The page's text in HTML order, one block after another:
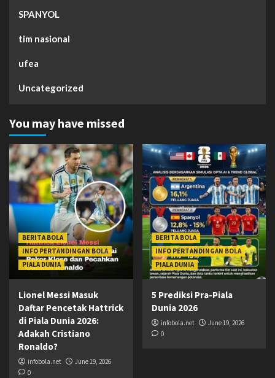
SPANYOL
tim nasional
ufea
Uncategorized
You may have missed
BERITA BOLA
INFO PERTANDINGAN BOLA
PIALA DUNIA
Lionel Messi Masuk
Daftar Pencetak Hattrick
di Piala Dunia 2026:
Adakah Cristiano
Ronaldo?
infobola.net
June 19, 2026
0
BERITA BOLA
INFO PERTANDINGAN BOLA
PIALA DUNIA
5 Prediksi Pra-Piala
Dunia 2026
infobola.net
June 19, 2026
0